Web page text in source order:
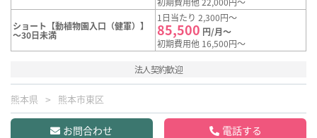
ショート【動植物園入口（健軍）】
～30日未満
1日当たり 2,300円～
85,500 円/月～
初期費用他 16,500円～
法人契約歓迎
熊本県 熊本市東区
お問合わせ 電話する